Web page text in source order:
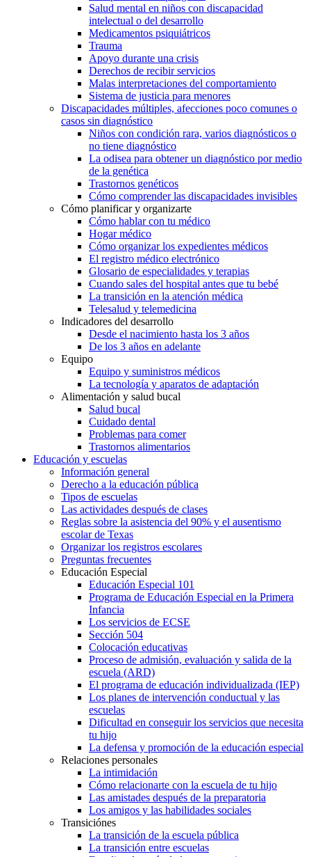
Salud mental en niños con discapacidad
intelectual o del desarrollo
Medicamentos psiquiátricos
Trauma
Apoyo durante una crisis
Derechos de recibir servicios
Malas interpretaciones del comportamiento
Sistema de justicia para menores
Discapacidades múltiples, afecciones poco comunes o
casos sin diagnóstico
Niños con condición rara, varios diagnósticos o
no tiene diagnóstico
La odisea para obtener un diagnóstico por medio
de la genética
Trastornos genéticos
Cómo comprender las discapacidades invisibles
Cómo planificar y organizarte
Cómo hablar con tu médico
Hogar médico
Cómo organizar los expedientes médicos
El registro médico electrónico
Glosario de especialidades y terapias
Cuando sales del hospital antes que tu bebé
La transición en la atención médica
Telesalud y telemedicina
Indicadores del desarrollo
Desde el nacimiento hasta los 3 años
De los 3 años en adelante
Equipo
Equipo y suministros médicos
La tecnología y aparatos de adaptación
Alimentación y salud bucal
Salud bucal
Cuidado dental
Problemas para comer
Trastornos alimentarios
Educación y escuelas
Información general
Derecho a la educación pública
Tipos de escuelas
Las actividades después de clases
Reglas sobre la asistencia del 90% y el ausentismo
escolar de Texas
Organizar los registros escolares
Preguntas frecuentes
Educación Especial
Educación Especial 101
Programa de Educación Especial en la Primera
Infancia
Los servicios de ECSE
Sección 504
Colocación educativas
Proceso de admisión, evaluación y salida de la
escuela (ARD)
El programa de educación individualizada (IEP)
Los planes de intervención conductual y las
escuelas
Dificultad en conseguir los servicios que necesita
tu hijo
La defensa y promoción de la educación especial
Relaciones personales
La intimidación
Cómo relacionarte con la escuela de tu hijo
Las amistades después de la preparatoria
Los amigos y las habilidades sociales
Transiciónes
La transición de la escuela pública
La transición entre escuelas